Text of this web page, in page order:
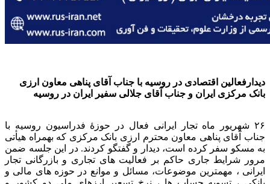
دیدارفعالین اقتصادی در روسیه با جناب آقای پناهی معاون ارزی
بانک مرکزی ایران و جناب آقای جلالی سفیر ایران در روسیه
۲۶ شهریور ماه تجار ایرانی فعال در حوزهٔ فدراسیون روسیه با
جناب آقای پناهی معاون محترم ارزی بانک مرکزی که بهمراه هیأتی
به مسکو سفر کرده است، دیدار و گفتگو کردند. در این جلسه ضمن
مرور شرایط جاری حاکم بر فعالیت های تجاری و بازرگانی تجار
ایرانی ، مهمترین موضوعات، مسائل و موانع در حوزه های مالی و